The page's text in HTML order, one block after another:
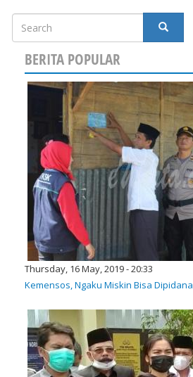
Search
SEARCH
BERITA POPULAR
Thursday, 16 May, 2019 - 20:33
Kemensos, Ngaku Miskin Bisa Dipidana